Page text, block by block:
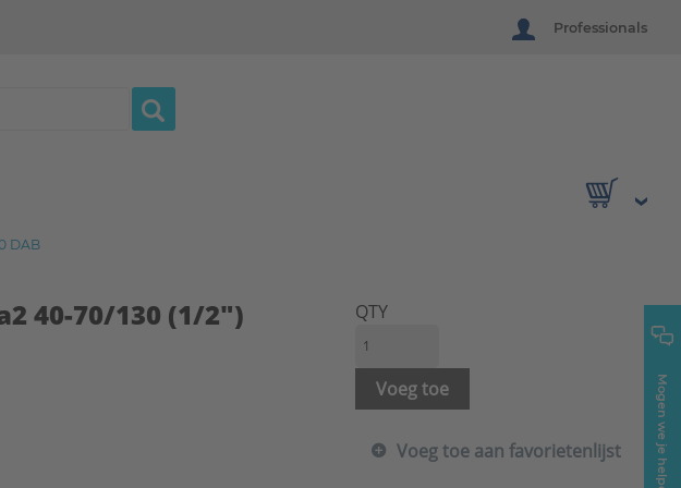
Professionals
Mogen we je helpen?
DAB
40-70/130 (1/2")
QTY
Voeg toe
Voeg toe aan favorietenlijst